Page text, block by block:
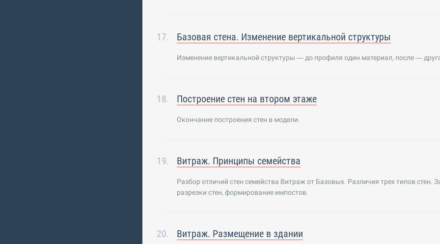
Базовая стена. Изменение вертикальной структуры
Изменение вертикальной структуры — до профиля один материал, после —
Построение стен на втором этаже
Окончание построения стен в модели.
Витраж. Принципы семейства
Разбор отличий стен семейства Витраж от Базовых. Различия трех типов стен.
разрезки стен, формирование импостов.
Витраж. Размещение в здании